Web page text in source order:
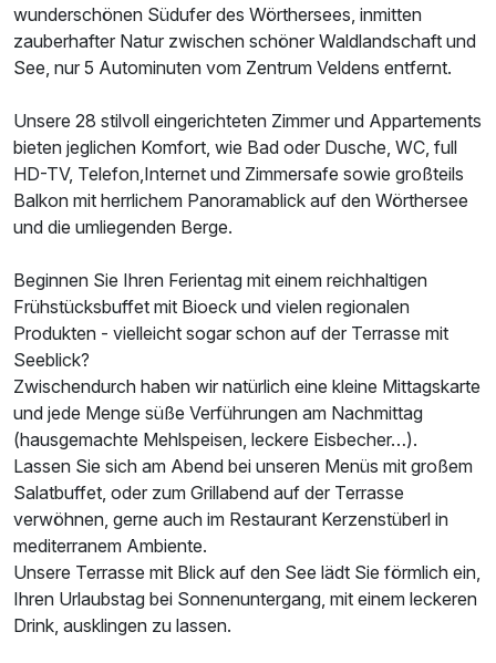
Für 7 Tage p.P. ab1.067,50 €
Doppelzimmer Standard
2 Erwachsene und 1 Kind
wunderschönen Südufer des Wörthersees, inmitten
zauberhafter Natur zwischen schöner Waldlandschaft und
See, nur 5 Autominuten vom Zentrum Veldens entfernt.
Unsere 28 stilvoll eingerichteten Zimmer und Appartements
bieten jeglichen Komfort, wie Bad oder Dusche, WC, full
HD-TV, Telefon,Internet und Zimmersafe sowie großteils
Balkon mit herrlichem Panoramablick auf den Wörthersee
und die umliegenden Berge.
Beginnen Sie Ihren Ferientag mit einem reichhaltigen
Frühstücksbuffet mit Bioeck und vielen regionalen
Produkten - vielleicht sogar schon auf der Terrasse mit
Seeblick?
Zwischendurch haben wir natürlich eine kleine Mittagskarte
und jede Menge süße Verführungen am Nachmittag
(hausgemachte Mehlspeisen, leckere Eisbecher…).
Lassen Sie sich am Abend bei unseren Menüs mit großem
Salatbuffet, oder zum Grillabend auf der Terrasse
verwöhnen, gerne auch im Restaurant Kerzenstüberl in
mediterranem Ambiente.
Unsere Terrasse mit Blick auf den See lädt Sie förmlich ein,
Ihren Urlaubstag bei Sonnenuntergang, mit einem leckeren
Drink, ausklingen zu lassen.